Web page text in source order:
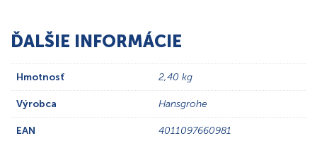
ĎALŠIE INFORMÁCIE
Hmotnosť 2,40 kg
Výrobca Hansgrohe
EAN 4011097660981